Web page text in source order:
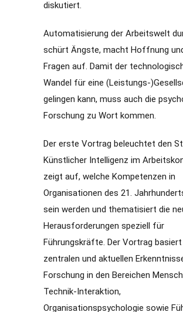
diskutiert.
Automatisierung der Arbeitswelt
schürt Ängste, macht Hoffnung
Fragen auf. Damit der
Wandel für eine (Leistungs-
gelingen kann, muss auch die
Forschung zu Wort kommen.
Der erste Vortrag beleuchtet den
Künstlicher Intelligenz im
zeigt auf, welche Kompetenzen in
Organisationen des 21.
sein werden und thematisiert die
Herausforderungen speziell für
Führungskräfte. Der Vortrag
zentralen und aktuellen
Forschung in den Bereichen
Technik-Interaktion,
Organisationspsychologie sowie